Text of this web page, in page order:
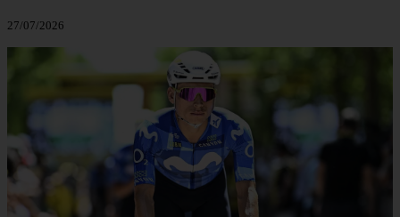
27/07/2026